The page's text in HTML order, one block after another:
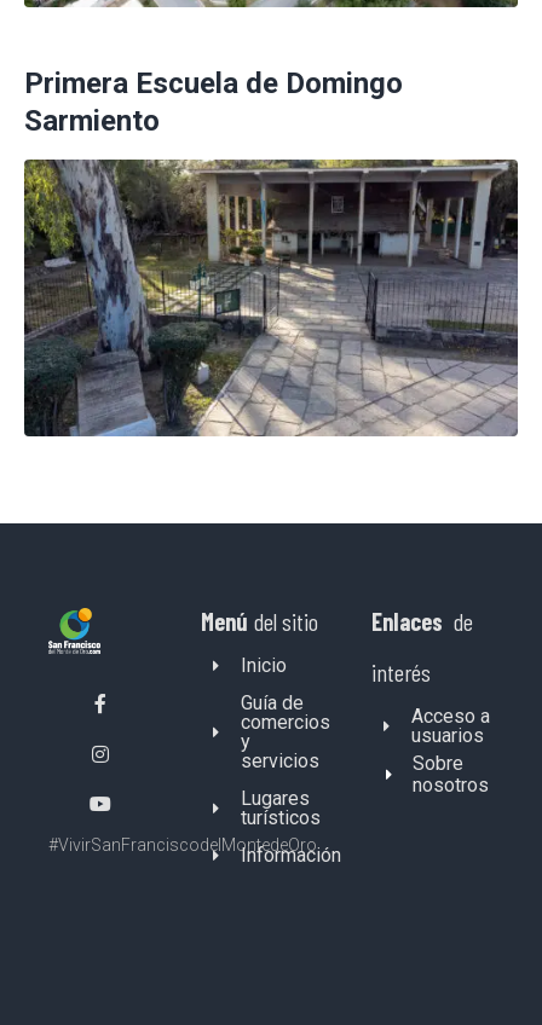
Primera Escuela de Domingo
Sarmiento
#VivirSanFranciscodelMontedeOro
Menú del sitio
Inicio
Guía de
comercios
y
servicios
Lugares
turísticos
Información
Enlaces de
interés
Acceso a
usuarios
Sobre
nosotros